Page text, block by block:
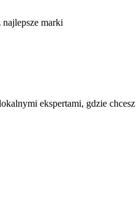
marki
ekspertami, gdzie chcesz